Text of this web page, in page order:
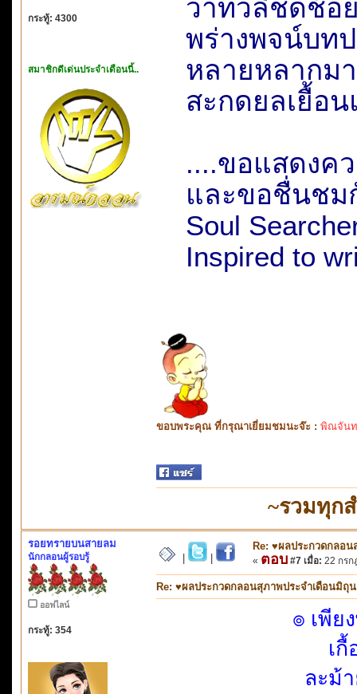
กระทู้: 4300
สมาชิกดีเด่นประจำเดือนนี้..
วาทวลีชดช้อ
พร่างพจน์บท
หลายหลากม
สะกดยลเยื้อ
....ขอแสดงค
และขอชื่นชม
Soul
Inspired to
ขอบพระคุณ ที่กรุณาเยี่ยมชมนะจ๊ะ : พิณจัน
~รวมทุก
รอยทรายบนสายลม
นักกลอนผู้รอบรู้
ออฟไลน์
กระทู้: 354
Re: ♥ผลประกวดกลอ
« ตอบ #7 เมื่อ: 22 กรก
Re: ♥ผลประกวดกลอนสุภาพประจำเดือน
๏ เพีย
เ
ละม้